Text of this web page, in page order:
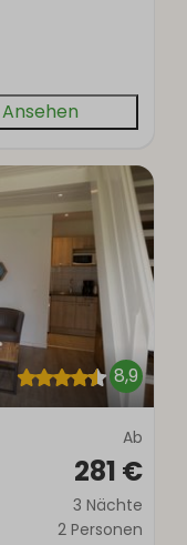
Ansehen
8,9
Ab
281 €
3 Nächte
2 Personen